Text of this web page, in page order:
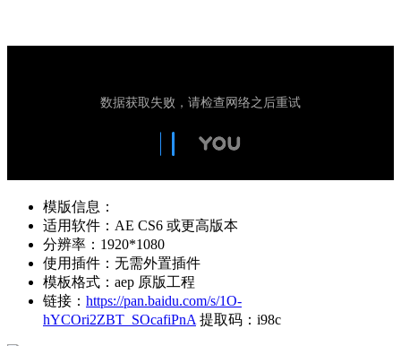
模版信息：
适用软件：AE CS6 或更高版本
分辨率：1920*1080
使用插件：无需外置插件
模板格式：aep 原版工程
链接： https://pan.baidu.com/s/1O-
hYCOri2ZBT_SOcafiPnA 提取码：i98c